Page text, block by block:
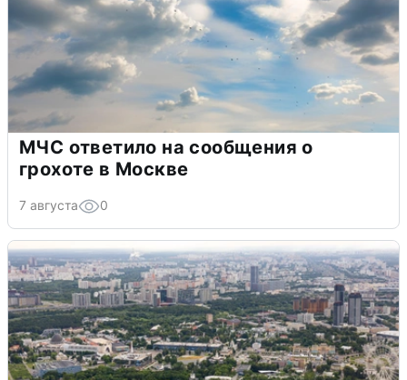
МЧС ответило на сообщения о
грохоте в Москве
7 августа 0